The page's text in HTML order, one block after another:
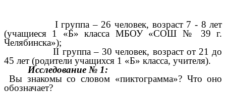
I группа – 26 человек, возраст 7 - 8 лет
(учащиеся 1 «Б» класса МБОУ «СОШ № 39 г.
Челябинска»);
II группа – 30 человек, возраст от 21 до
45 лет (родители учащихся 1 «Б» класса, учителя).
Исследование № 1:
Вы знакомы со словом «пиктограмма»? Что оно
обозначает?